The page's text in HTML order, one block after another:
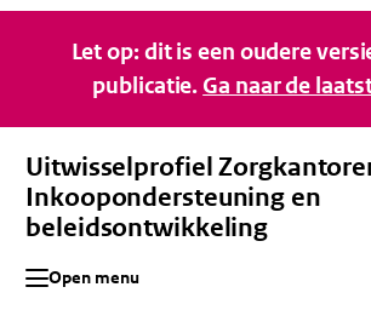
Let op: dit is een oudere
publicatie. Ga naar de
Uitwisselprofiel
Inkoopondersteuning en
beleidsontwikkeling
Open menu